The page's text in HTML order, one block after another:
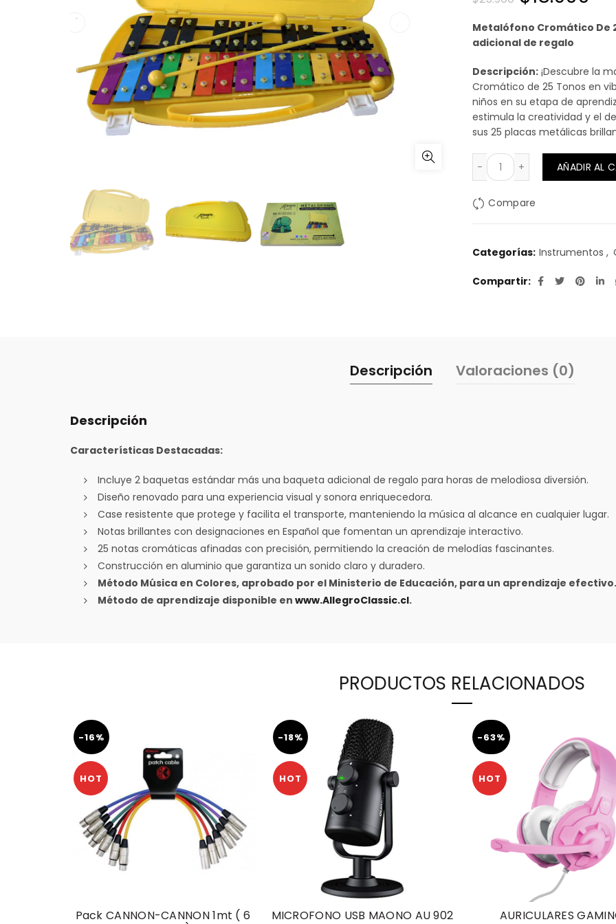
precio
original
era:
$25.900.
es:
Metalófono Cromático De
adicional de regalo
Descripción: ¡Descubre la
Cromático de 25 Tonos en
niños en su etapa de
estimula la creatividad y el
sus 25 placas metálicas
Metalófono Cromático
AÑADIR AL
Compare
Categorías: Instrumentos ,
Compartir
Descripción Valoraciones (0)
Descripción
Características Destacadas:
Incluye 2 baquetas estándar más una baqueta adicional de regalo para horas de melodiosa diversión.
Diseño renovado para una experiencia visual y sonora enriquecedora.
Case resistente que protege y facilita el transporte, manteniendo la música al alcance en cualquier lugar.
Notas brillantes con designaciones en Español que fomentan un aprendizaje interactivo.
25 notas cromáticas afinadas con precisión, permitiendo la creación de melodías fascinantes.
Construcción en aluminio que garantiza un sonido claro y duradero.
Método Música en Colores, aprobado por el Ministerio de Educación, para un aprendizaje efectivo.
Método de aprendizaje disponible en www.AllegroClassic.cl.
PRODUCTOS RELACIONADOS
-16%
HOT
Pack CANNON-CANNON 1mt ( 6
-18%
HOT
MICROFONO USB MAONO AU 902
-63%
HOT
AURICULARES